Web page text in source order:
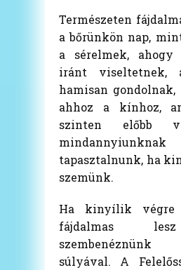
Természeten
a bőrünkön nap,
a sérelmek, ahogy
iránt viseltetnek,
hamisan gondolnak,
ahhoz a kínhoz,
szinten előbb
tapasztalnunk, ha
szemünk.
Ha kinyílik végre
fájdalmas
súlyával. A